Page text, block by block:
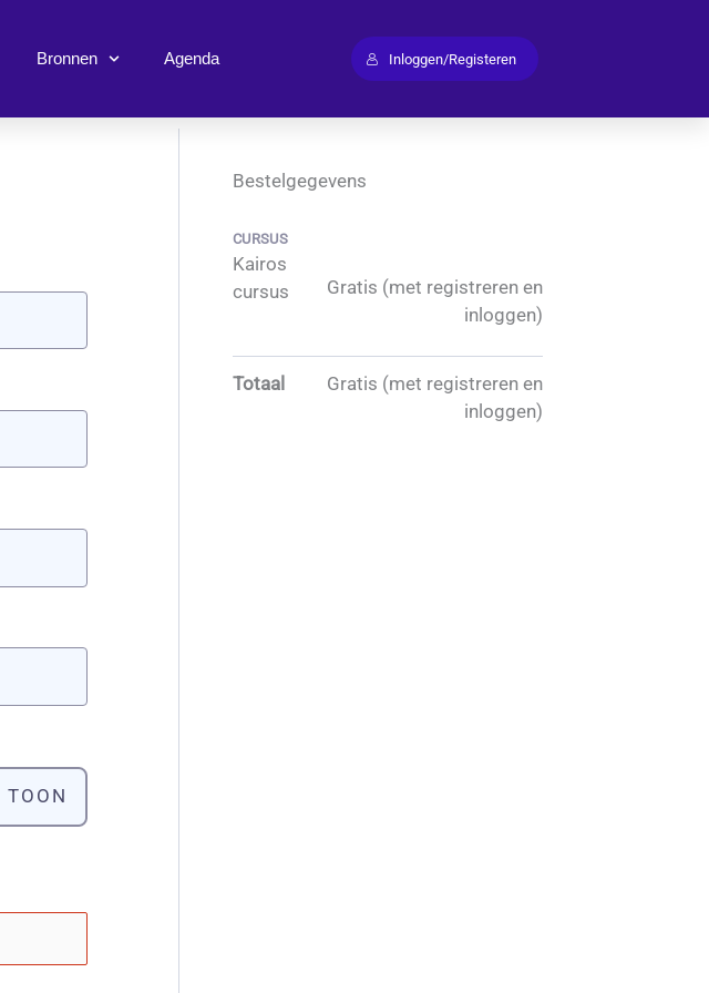
Bronnen Agenda Inloggen/Registeren
TOON
Bestelgegevens
CURSUS
Kairos
cursus
Gratis (met registreren en
inloggen)
Totaal
Gratis (met registreren en
inloggen)